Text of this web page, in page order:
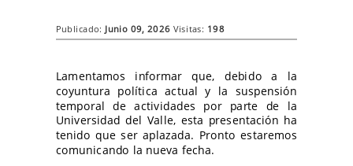
Publicado: Junio 09, 2026 Visitas: 198
Lamentamos informar que, debido a la
coyuntura política actual y la suspensión
temporal de actividades por parte de la
Universidad del Valle, esta presentación ha
tenido que ser aplazada. Pronto estaremos
comunicando la nueva fecha.